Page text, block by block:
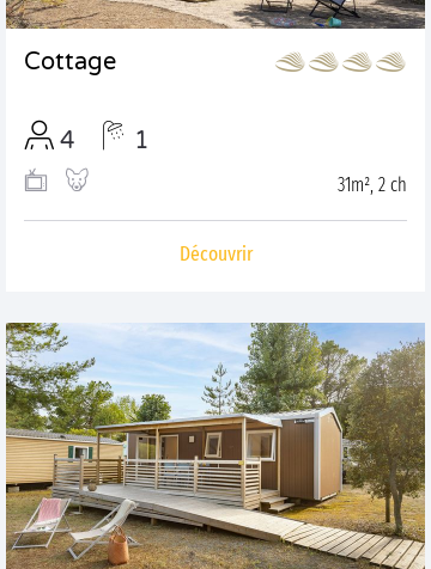
Cottage
4 1
31m², 2 ch
Découvrir